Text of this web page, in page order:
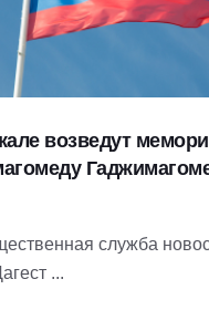
возведут
служба
...